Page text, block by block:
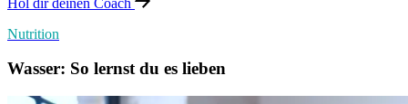
Nutrition
Wasser: So lernst du es lieben